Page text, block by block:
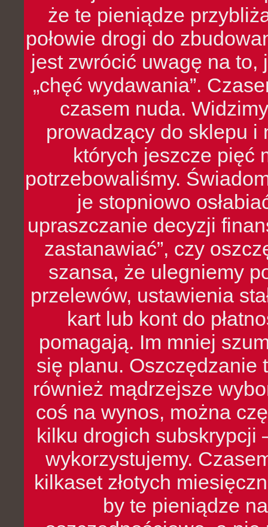
że te pieniądze
połowie drogi do
jest zwrócić uwagę na to,
„chęć wydawania”.
czasem nuda.
prowadzący do sklepu i
których jeszcze pięć
potrzebowaliśmy.
je stopniowo
upraszczanie decyzji
zastanawiać”, czy
szansa, że ulegniemy
przelewów, ustawienia
kart lub kont do
pomagają. Im mniej
się planu. Oszczędzanie
również mądrzejsze
coś na wynos, można
kilku drogich subskrypcji
wykorzystujemy.
kilkaset złotych
by te pieniądze